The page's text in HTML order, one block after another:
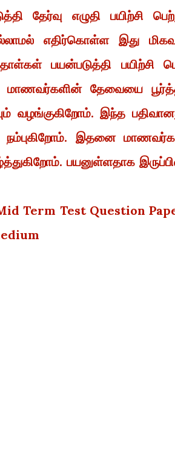
தேர்வு எழுதி பயிற்சி
எதிர்கொள்ள இது
பயன்படுத்தி பயிற்சி
மாணவர்களின் தேவையை
வழங்குகிறோம். இந்த
நம்புகிறோம். இதனை
பயனுள்ளதாக
Term Test Question